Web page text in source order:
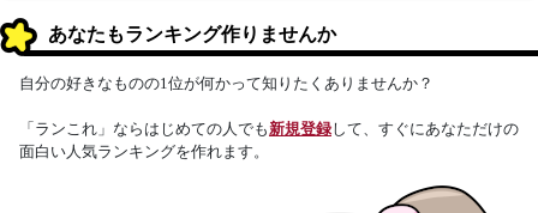
あなたもランキング作りませんか
自分の好きなものの1位が何かって知りたくありませんか？
「ランこれ」ならはじめての人でも新規登録して、すぐにあなただけの
面白い人気ランキングを作れます。